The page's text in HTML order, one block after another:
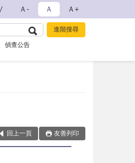
Ａ- Ａ Ａ+
偵查公告
回上一頁 友善列印